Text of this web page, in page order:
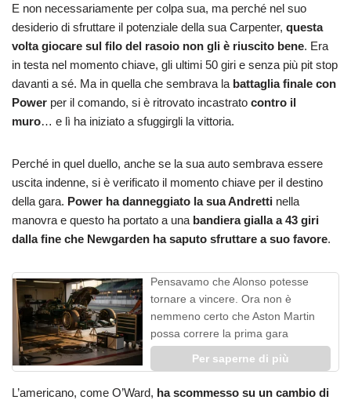
E non necessariamente per colpa sua, ma perché nel suo
desiderio di sfruttare il potenziale della sua Carpenter, questa
volta giocare sul filo del rasoio non gli è riuscito bene. Era
in testa nel momento chiave, gli ultimi 50 giri e senza più pit stop
davanti a sé. Ma in quella che sembrava la battaglia finale con
Power per il comando, si è ritrovato incastrato contro il
muro… e lì ha iniziato a sfuggirgli la vittoria.
Perché in quel duello, anche se la sua auto sembrava essere
uscita indenne, si è verificato il momento chiave per il destino
della gara. Power ha danneggiato la sua Andretti nella
manovra e questo ha portato a una bandiera gialla a 43 giri
dalla fine che Newgarden ha saputo sfruttare a suo favore.
Pensavamo che Alonso potesse
tornare a vincere. Ora non è
nemmeno certo che Aston Martin
possa correre la prima gara
Per saperne di più
L’americano, come O’Ward, ha scommesso su un cambio di